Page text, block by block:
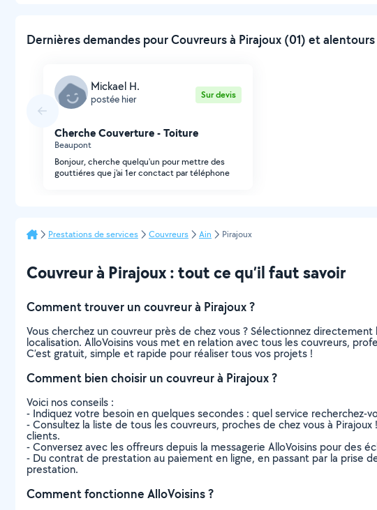
Dernières demandes pour Couvreurs à Pirajoux (01) et alentours
Mickael H.
postée hier Sur devis
Cherche Couverture - Toiture
Beaupont
Bonjour, cherche quelqu'un pour mettre des
gouttiéres que j'ai 1er conctact par téléphone
Prestations de services Couvreurs Ain Pirajoux
Couvreur à Pirajoux : tout ce qu’il faut savoir
Comment trouver un couvreur à Pirajoux ?
Vous cherchez un couvreur près de chez vous ? Sélectionnez
localisation. AlloVoisins vous met en relation avec tous les couvreurs,
C’est gratuit, simple et rapide pour réaliser tous vos projets !
Comment bien choisir un couvreur à Pirajoux ?
Voici nos conseils :
- Indiquez votre besoin en quelques secondes : quel service
- Consultez la liste de tous les couvreurs, proches de chez vous à
clients.
- Conversez avec les offreurs depuis la messagerie AlloVoisins pour des
- Du contrat de prestation au paiement en ligne, en passant par la prise
prestation.
Comment fonctionne AlloVoisins ?